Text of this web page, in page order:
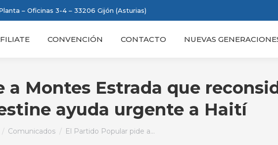
– Oficinas 3-4 – 33206 Gijón (Asturias)
CONVENCIÓN CONTACTO NUEVAS
Montes Estrada que
ayuda urgente a Haití
Comunicados El Partido Popular pide a…